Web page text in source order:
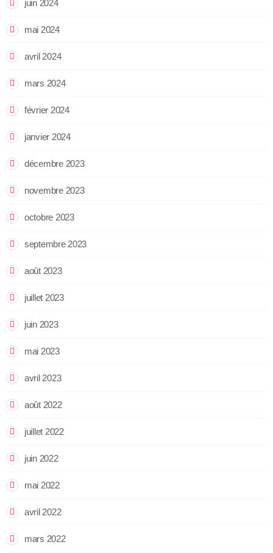
juin 2024
mai 2024
avril 2024
mars 2024
février 2024
janvier 2024
décembre 2023
novembre 2023
octobre 2023
septembre 2023
août 2023
juillet 2023
juin 2023
mai 2023
avril 2023
août 2022
juillet 2022
juin 2022
mai 2022
avril 2022
mars 2022